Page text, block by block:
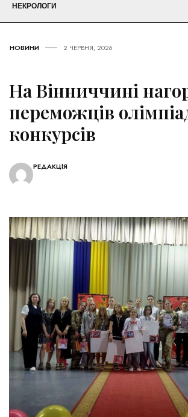
НЕКРОЛОГИ
НОВИНИ 2 ЧЕРВНЯ, 2026
На Вінниччині
переможців
конкурсів
РЕДАКЦІЯ